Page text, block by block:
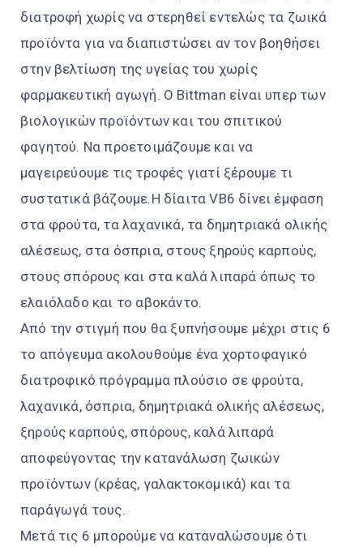
διατροφή χωρίς να στερηθεί εντελώς τα ζωικά
προϊόντα για να διαπιστώσει αν τον βοηθήσει
στην βελτίωση της υγείας του χωρίς
φαρμακευτική αγωγή. Ο Bittman είναι υπερ των
βιολογικών προϊόντων και του σπιτικού
φαγητού. Να προετοιμάζουμε και να
μαγειρεύουμε τις τροφές γιατί ξέρουμε τι
συστατικά βάζουμε.Η δίαιτα VB6 δίνει έμφαση
στα φρούτα, τα λαχανικά, τα δημητριακά ολικής
αλέσεως, στα όσπρια, στους ξηρούς καρπούς,
στους σπόρους και στα καλά λιπαρά όπως το
ελαιόλαδο και το αβοκάντο.
Από την στιγμή που θα ξυπνήσουμε μέχρι στις 6
το απόγευμα ακολουθούμε ένα χορτοφαγικό
διατροφικό πρόγραμμα πλούσιο σε φρούτα,
λαχανικά, όσπρια, δημητριακά ολικής αλέσεως,
ξηρούς καρπούς, σπόρους, καλά λιπαρά
αποφεύγοντας την κατανάλωση ζωικών
προϊόντων (κρέας, γαλακτοκομικά) και τα
παράγωγά τους.
Μετά τις 6 μπορούμε να καταναλώσουμε ότι